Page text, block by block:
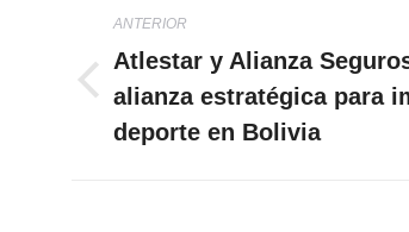
entre
publicaciones
ANTERIOR
Publicación
anterior:
Atlestar y Alianza
alianza estratégica para
deporte en Bolivia